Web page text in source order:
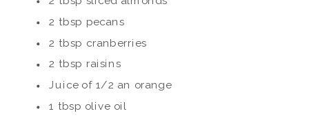
2 tbsp pecans
2 tbsp cranberries
2 tbsp raisins
Juice of 1/2 an orange
1 tbsp olive oil